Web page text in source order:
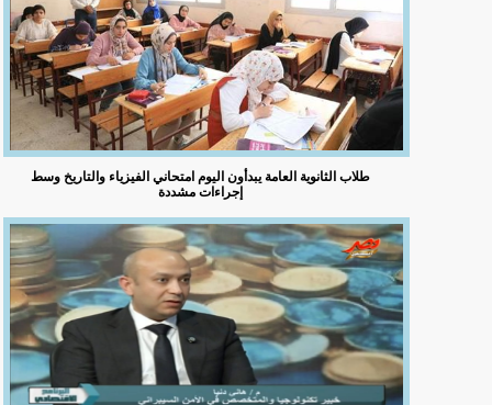
طلاب الثانوية العامة يبدأون اليوم امتحاني الفيزياء والتاريخ وسط
إجراءات مشددة